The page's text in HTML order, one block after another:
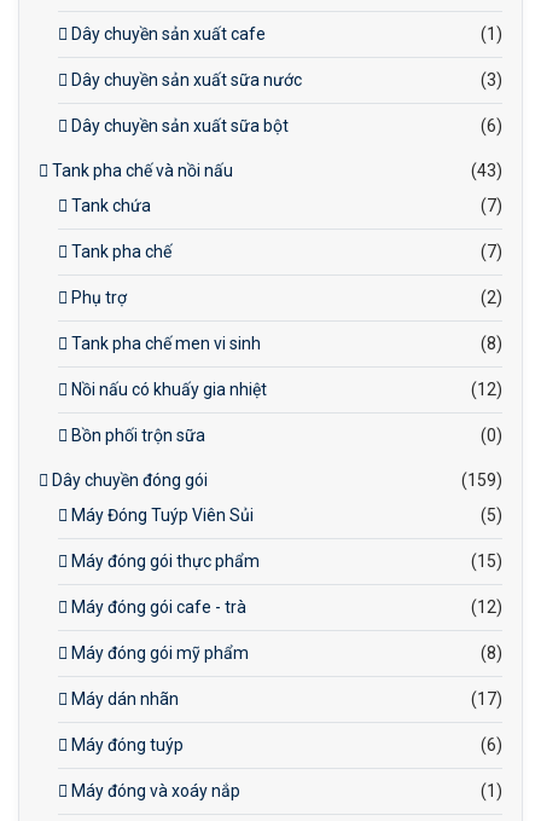
Dây chuyền sản xuất cafe (1)
Dây chuyền sản xuất sữa nước (3)
Dây chuyền sản xuất sữa bột (6)
Tank pha chế và nồi nấu
(43)
Tank chứa
(7)
Tank pha chế (7)
Phụ trợ (2)
Tank pha chế men vi sinh (8)
Nồi nấu có khuấy gia nhiệt (12)
Bồn phối trộn sữa (0)
Dây chuyền đóng gói
(159)
Máy Đóng Tuýp Viên Sủi
(5)
Máy đóng gói thực phẩm (15)
Máy đóng gói cafe - trà (12)
Máy đóng gói mỹ phẩm (8)
Máy dán nhãn (17)
Máy đóng tuýp (6)
Máy đóng và xoáy nắp (1)